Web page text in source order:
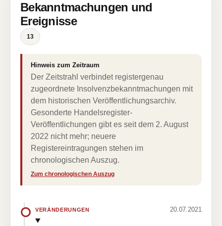
Bekanntmachungen und
Ereignisse
13
Hinweis zum Zeitraum
Der Zeitstrahl verbindet registergenau
zugeordnete Insolvenzbekanntmachungen mit
dem historischen Veröffentlichungsarchiv.
Gesonderte Handelsregister-
Veröffentlichungen gibt es seit dem 2. August
2022 nicht mehr; neuere
Registereintragungen stehen im
chronologischen Auszug.
Zum chronologischen Auszug
VERÄNDERUNGEN 20.07.2021